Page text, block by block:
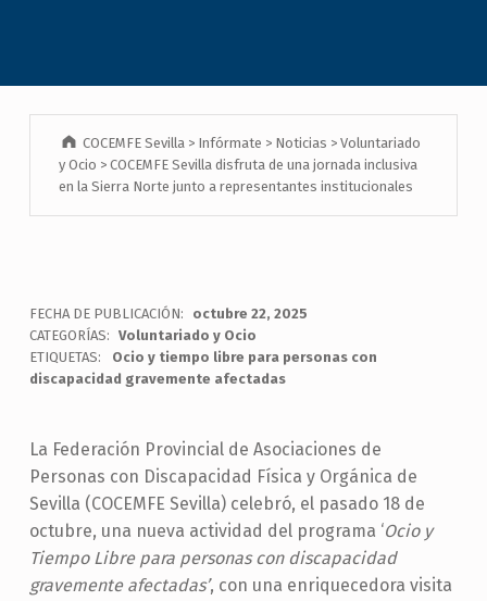
COCEMFE Sevilla > Infórmate > Noticias >Voluntariado
y Ocio > COCEMFE Sevilla disfruta de una jornada inclusiva
en la Sierra Norte junto a representantes institucionales
FECHA DE PUBLICACIÓN:
octubre 22, 2025
CATEGORÍAS: Voluntariado y Ocio
ETIQUETAS:
Ocio y tiempo libre para personas con
discapacidad gravemente afectadas
La Federación Provincial de Asociaciones de
Personas con Discapacidad Física y Orgánica de
Sevilla (COCEMFE Sevilla) celebró, el pasado 18 de
octubre, una nueva actividad del programa ‘Ocio y
Tiempo Libre para personas con discapacidad
gravemente afectadas’, con una enriquecedora visita